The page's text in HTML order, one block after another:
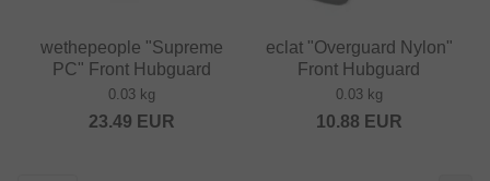
wethepeople "Supreme
PC" Front Hubguard
0.03 kg
23.49 EUR
eclat "Overguard Nylon"
Front Hubguard
0.03 kg
10.88 EUR